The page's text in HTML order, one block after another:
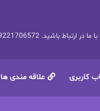
باشید. 09221706572
کاربری علاقه مندی ها